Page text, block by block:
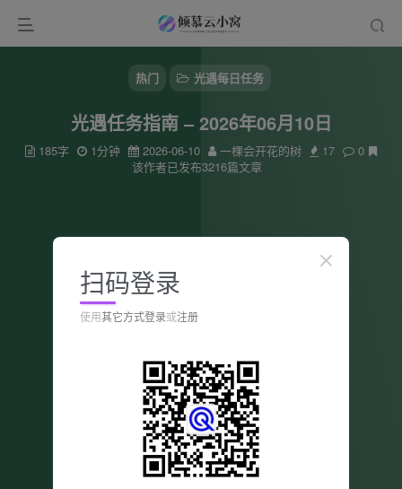
热门 光遇每日任务
光遇任务指南 – 2026年06月10日
185字 1分钟 2026-06-10 一棵会开花的树 17
0
该作者已发布3216篇文章
扫码登录
使用其它方式登录或注册